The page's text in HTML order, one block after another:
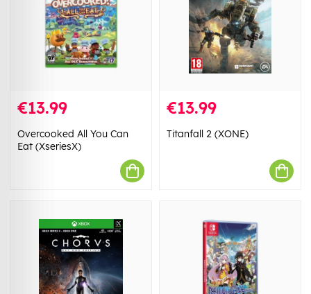
€13.99
Overcooked All You Can
Eat (XseriesX)
€13.99
Titanfall 2 (XONE)